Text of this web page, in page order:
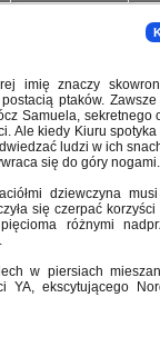
imię znaczy
ptaków.
Samuela, sekretnego
Ale kiedy Kiuru
ludzi w ich
się do góry nogami.
dziewczyna
się czerpać
różnymi
w piersiach
YA, ekscytującego